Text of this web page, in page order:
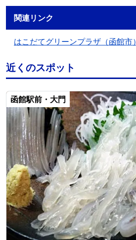
関連リンク
はこだてグリーンプラザ（函館市）
近くのスポット
函館駅前・大門